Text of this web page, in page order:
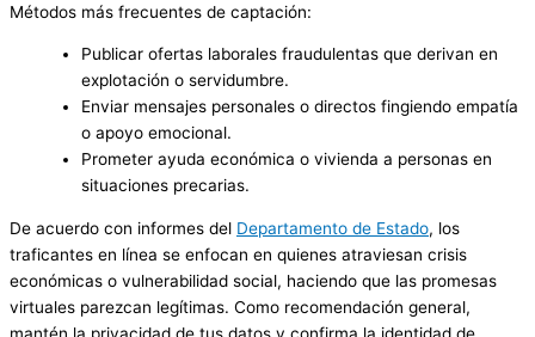
Métodos más frecuentes de captación:
Publicar ofertas laborales fraudulentas que derivan en
explotación o servidumbre.
Enviar mensajes personales o directos fingiendo empatía
o apoyo emocional.
Prometer ayuda económica o vivienda a personas en
situaciones precarias.
De acuerdo con informes del Departamento de Estado, los
traficantes en línea se enfocan en quienes atraviesan crisis
económicas o vulnerabilidad social, haciendo que las promesas
virtuales parezcan legítimas. Como recomendación general,